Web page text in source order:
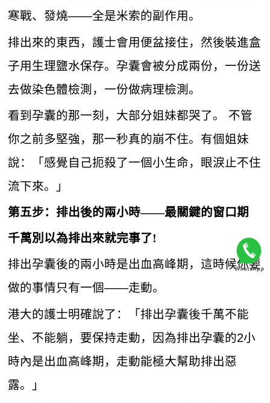
寒戰、發燒——全是米索的副作用。
排出來的東西，護士會用便盆接住，然後裝進盒
子用生理鹽水保存。孕囊會被分成兩份，一份送
去做染色體檢測，一份做病理檢測。
看到孕囊的那一刻，大部分姐妹都哭了。 不管
你之前多堅強，那一秒真的崩不住。有個姐妹
說：「感覺自己扼殺了一個小生命，眼淚止不住
流下來。」
第五步：排出後的兩小時——最關鍵的窗口期
千萬別以為排出來就完事了!
排出孕囊後的兩小時是出血高峰期，這時候你要
做的事情只有一個——走動。
港大的護士明確說了：「排出孕囊後千萬不能
坐、不能躺，要保持走動，因為排出孕囊的2小
時內是出血高峰期，走動能極大幫助排出惡
露。」